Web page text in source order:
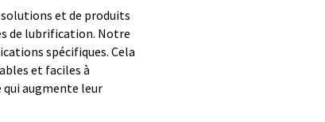
et de produits
de lubrification. Notre
spécifiques. Cela
et faciles à
augmente leur